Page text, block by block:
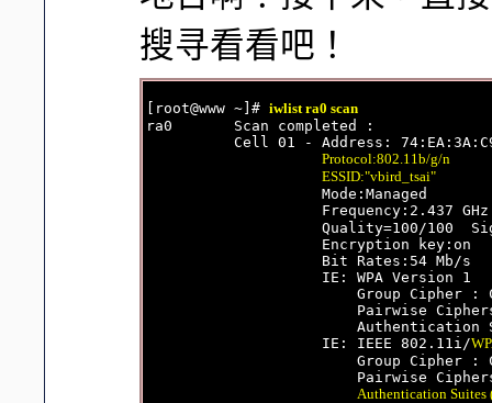
搜寻看看吧！
[root@www ~]# iwlist ra0 scan
ra0       Scan completed :
Cell 01 - Address:
Protocol:802.11b/g/n
ESSID:"vbird_tsai"
                    Mode:Managed
Frequency:2.437 GHz
Quality=100/100
                    Encryption key:on
                    Bit Rates:54 Mb/s
                    IE: WPA Version 1
Group Cipher :
Pairwise
Authentication
                    IE: IEEE 802.11i/
Group Cipher :
Pairwise
Authentication Suites